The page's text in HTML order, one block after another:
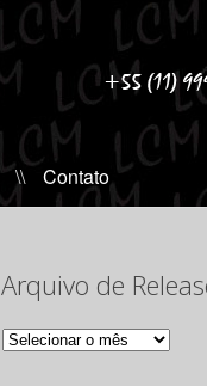
\\ Contato
Arquivo de
Arquivo